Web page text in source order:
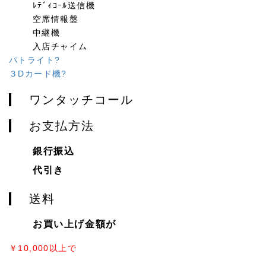
ﾚﾃﾞｨｺｰﾙ送信機
空席情報盤
中継機
入店チャイム
パトライト?
３Dカード機?
ワンタッチコール
お支払方法
銀行振込
代引き
送料
お買い上げ金額が
￥10,000以上で